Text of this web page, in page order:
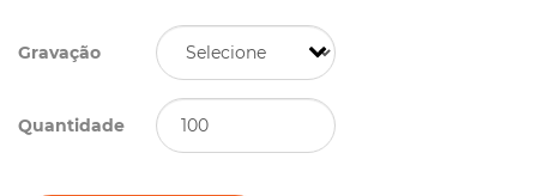
Gravação
Quantidade